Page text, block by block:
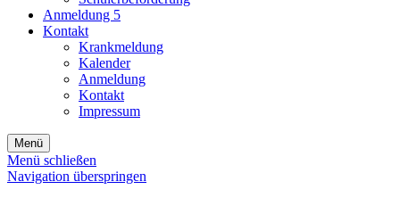
Anmeldung 5
Kontakt
Krankmeldung
Kalender
Anmeldung
Kontakt
Impressum
Menü
Menü schließen
Navigation überspringen